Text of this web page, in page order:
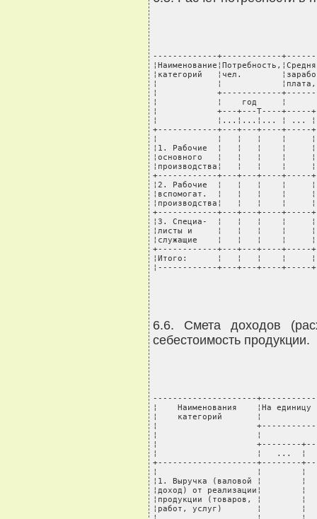
-------------+------------
¦категорий   ¦чел.
¦            ¦            ¦плата,
¦            +------------
¦            ¦    год     ¦
¦            +---+---T----+-----
¦            ¦...¦...¦... ¦ ...
+------------+---+---+----+-----
¦            ¦   ¦   ¦    ¦
¦1. Рабочие  ¦   ¦   ¦    ¦
¦основного   ¦   ¦   ¦    ¦
¦производства¦   ¦   ¦    ¦
+------------+---+---+----+-----
¦2. Рабочие  ¦   ¦   ¦    ¦
¦вспомогат.  ¦   ¦   ¦    ¦
¦производства¦   ¦   ¦    ¦
+------------+---+---+----+-----
¦3. Специа-  ¦   ¦   ¦    ¦
¦листы и     ¦   ¦   ¦    ¦
¦служащие    ¦   ¦   ¦    ¦
+------------+---+---+----+-----
¦Итого:      ¦   ¦   ¦    ¦
¦------------+---+---+----+-----
6.6. Смета доходов
себестоимость продукции.
---------------------
¦    Наименования    ¦На единицу
¦    категорий       ¦
¦
¦                    ¦
¦                    +--------
¦                    ¦   ...  ¦
+--------------------+--------
¦                    ¦        ¦
¦1. Выручка (валовой ¦
¦доход) от реализации¦
¦продукции (товаров, ¦
¦работ, услуг)       ¦